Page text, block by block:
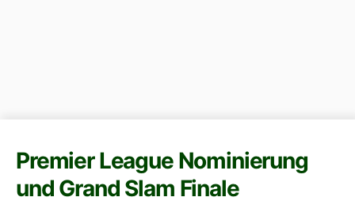
Premier League Nominierung
und Grand Slam Finale